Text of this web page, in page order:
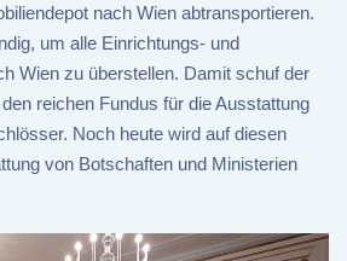
nach Wien abtransportieren.
um alle Einrichtungs- und
Wien zu überstellen. Damit schuf der
reichen Fundus für die Ausstattung
Noch heute wird auf diesen
von Botschaften und Ministerien